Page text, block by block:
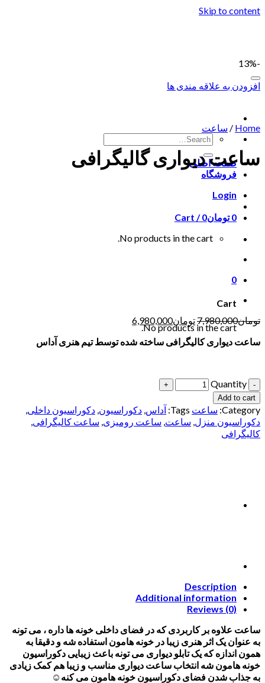
Skip to content
صفحه اصلی
فروشگاه
Login
Cart /
تومان0
0
No products in the cart.
0
Cart
No products in the cart.
-13%
افزودن به علاقه مندی ها
Home
/ ساعت
ساعت دیواری گالیگرافی
تومان7,980,000تومان6,980,000
ساعت دیواری کالیگرافی ساخته شده توسط تیم هنری آداس
Quantity
Add to cart
Category: ساعت Tags: آداس, دکوراسیون, دکوراسیون داخلی,
دکوراسیون منزل, ساعت, ساعت رومیزی, ساعت کالیگرافی,
کالیگرافی
Description
Additional information
Reviews (0)
ساعت علاوه بر کاربردی که در فضای داخلی خونه ها داره ، می تونه
به عنوان یک اثر هنری زیبا در خونه هامون استفاده شه و دقیقا به
همون اندازه که یک تابلو دیواری می تونه باعث زیبایی دکوراسیون
خونه هامون شه انتخاب ساعت دیواری مناسب و زیبا هم کمک زیادی
به جذاب شدن فضای دکوراسیون خونه هامون می کنه☺